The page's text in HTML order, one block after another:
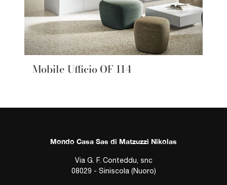
Mobile Ufficio OF 114
Mondo Casa Sas di Matzuzzi Nikolas
Via G. F. Conteddu, snc
08029 - Siniscola (Nuoro)